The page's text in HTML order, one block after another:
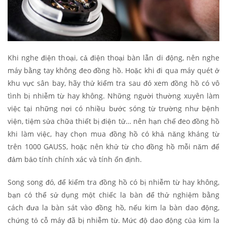
Khi nghe điện thoại, cả điện thoại bàn lẫn di động, nên nghe
máy bằng tay không đeo đồng hồ. Hoặc khi đi qua máy quét ở
khu vực sân bay, hãy thử kiểm tra sau đó xem đồng hồ có vô
tình bị nhiễm từ hay không. Những người thường xuyên làm
việc tại những nơi có nhiều bước sóng từ trường như bệnh
viện, tiệm sửa chữa thiết bị điện tử… nên hạn chế đeo đồng hồ
khi làm việc, hay chọn mua đồng hồ có khả năng kháng từ
trên 1000 GAUSS, hoặc nên khử từ cho đồng hồ mỗi năm để
đảm bảo tính chính xác và tính ổn định.
Song song đó, để kiểm tra đồng hồ có bị nhiễm từ hay không,
bạn có thể sử dụng một chiếc la bàn để thử nghiệm bằng
cách đưa la bàn sát vào đồng hồ, nếu kim la bàn dao động,
chứng tỏ cỗ máy đã bị nhiễm từ. Mức độ dao động của kim la